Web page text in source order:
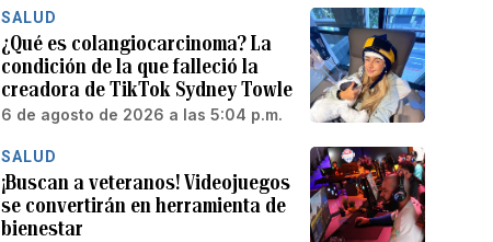
SALUD
¿Qué es colangiocarcinoma? La
condición de la que falleció la
creadora de TikTok Sydney Towle
6 de agosto de 2026 a las 5:04 p.m.
SALUD
¡Buscan a veteranos! Videojuegos
se convertirán en herramienta de
bienestar